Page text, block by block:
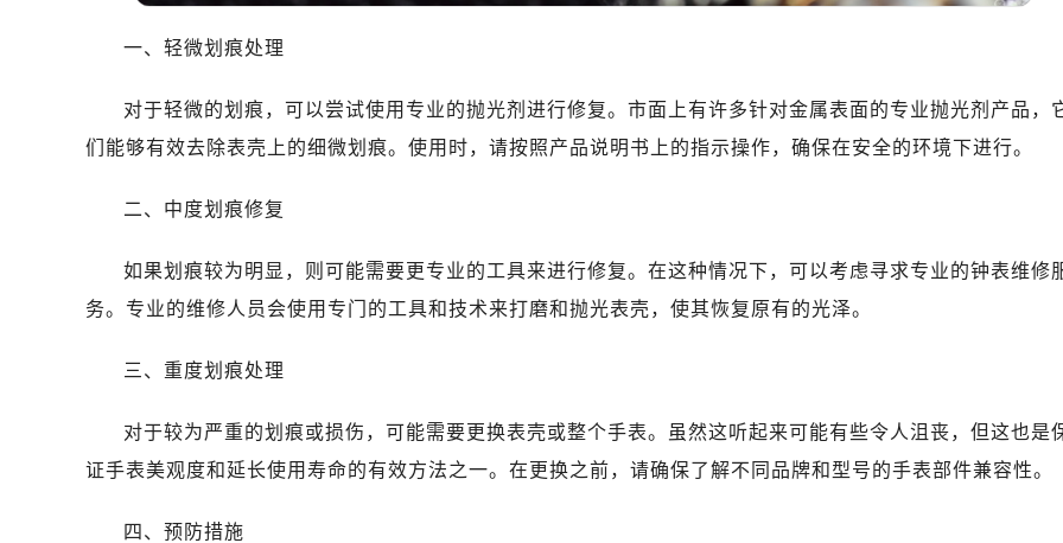
一、轻微划痕处理
对于轻微的划痕，可以尝试使用专业的抛光剂进行修复。市面上有许多针对金属表面的专业抛光剂产品，
们能够有效去除表壳上的细微划痕。使用时，请按照产品说明书上的指示操作，确保在安全的环境下进行。
二、中度划痕修复
如果划痕较为明显，则可能需要更专业的工具来进行修复。在这种情况下，可以考虑寻求专业的钟表维修
务。专业的维修人员会使用专门的工具和技术来打磨和抛光表壳，使其恢复原有的光泽。
三、重度划痕处理
对于较为严重的划痕或损伤，可能需要更换表壳或整个手表。虽然这听起来可能有些令人沮丧，但这也是
证手表美观度和延长使用寿命的有效方法之一。在更换之前，请确保了解不同品牌和型号的手表部件兼容性。
四、预防措施